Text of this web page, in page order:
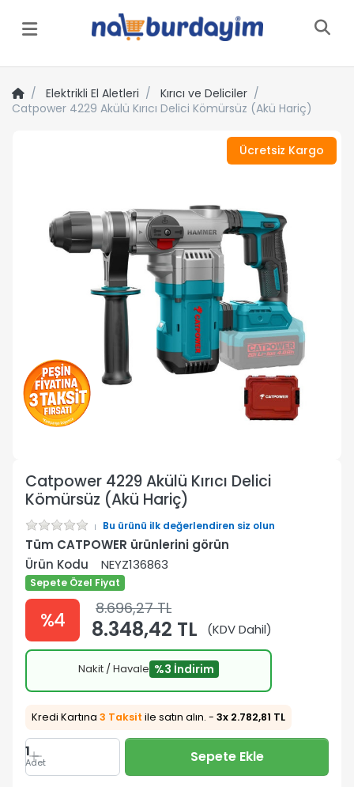
Menü
Elektrikli El Aletleri
Kırıcı ve Deliciler
Catpower 4229 Akülü Kırıcı Delici Kömürsüz (Akü Hariç)
Ücretsiz Kargo
Catpower 4229 Akülü Kırıcı Delici
Kömürsüz (Akü Hariç)
Bu ürünü ilk değerlendiren siz olun
Tüm CATPOWER ürünlerini görün
Ürün Kodu
NEYZ136863
Sepete Özel Fiyat
%4 8.696,27 TL
8.348,42 TL (KDV Dahil)
Nakit / Havale %3 İndirim
Kredi Kartına 3 Taksit ile satın alın. - 3x 2.782,81 TL
1
Adet Sepete Ekle